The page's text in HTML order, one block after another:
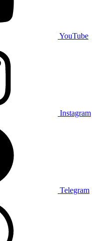
YouTube
Instagram
Telegram